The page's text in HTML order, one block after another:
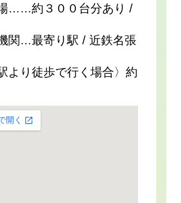
……約３００台分あり /
関…最寄り駅 / 近鉄名張
より徒歩で行く場合〉約